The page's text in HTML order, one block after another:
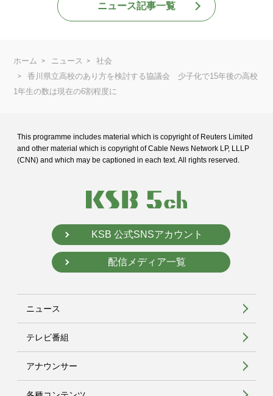
ニュース記事一覧
ホーム ニュース
社会
香川県立高校のあり方を検討する協議会 少子化で15年後の高校
1年生の数は現在の6割程度に
This programme includes material which is copyright of Reuters Limited
and other material which is copyright of Cable News Network LP, LLLP
(CNN) and which may be captioned in each text. All rights reserved.
KSB 公式SNSアカウント
配信メディア一覧
ニュース
テレビ番組
アナウンサー